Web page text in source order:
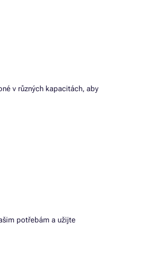
v různých kapacitách, aby
potřebám a užijte